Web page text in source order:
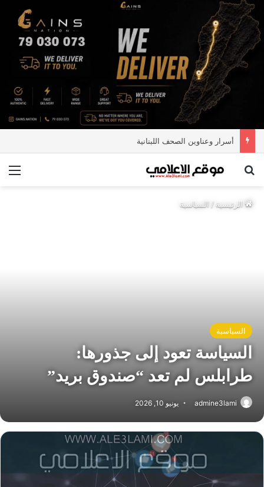
أسرار وعناوين الصحف اللبنانية
بحث عن
الرئيسية/ السياسية
السياسية
السياسة تعود إلى جذورها:
طرابلس لم تعد “صندوق بريد”
admine3lami يونيو 10, 2026